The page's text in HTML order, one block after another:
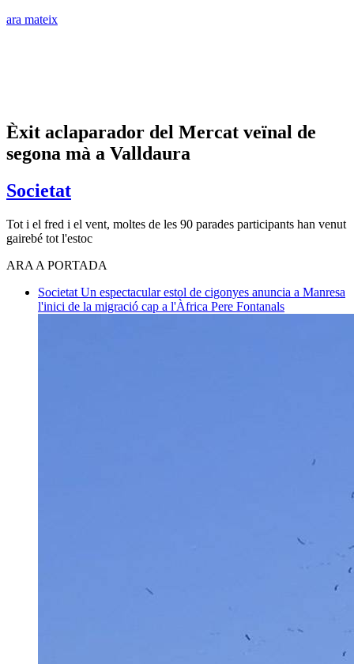
ara mateix
Èxit aclaparador del Mercat veïnal de
segona mà a Valldaura
Societat
Tot i el fred i el vent, moltes de les 90 parades participants han venut
gairebé tot l'estoc
ARA A PORTADA
Societat Un espectacular estol de cigonyes anuncia a Manresa
l'inici de la migració cap a l'Àfrica Pere Fontanals